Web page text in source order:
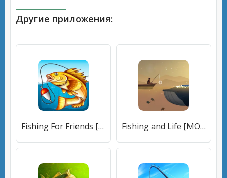
Другие приложения:
Fishing For Friends [МОД Меню] APK Android Fishing and Life [МОД Mega Pack] APK Android